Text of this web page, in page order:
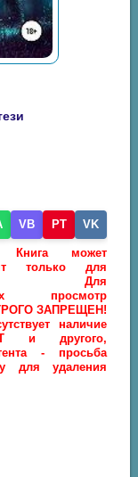
VB PT VK
Книга может
только для
Для
просмотр
ЗАПРЕЩЕН!
наличие
и другого,
- просьба
для удаления